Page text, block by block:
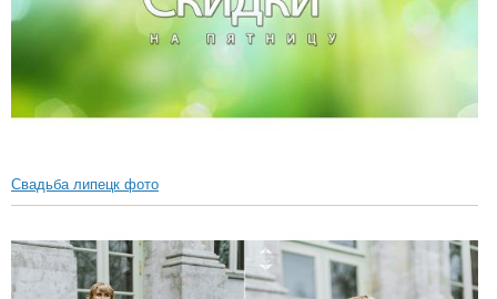
Свадьба липецк фото